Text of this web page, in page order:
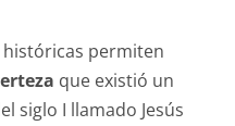
permiten
que existió un
siglo I llamado Jesús